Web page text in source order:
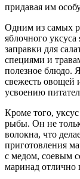
придавая им
Одним из самых
яблочного уксуса
заправки для
специями и
полезное блюдо.
свежесть овощей
усвоению
Кроме того,
рыбы. Он не
волокна, что
приготовления
с медом, соевым
маринад